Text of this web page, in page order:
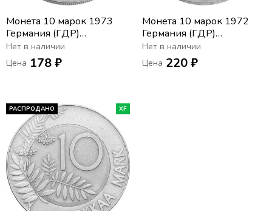
Монета 10 марок 1973
Германия (ГДР)
«Фестиваль молодежи»
Нет в наличии
Цена 178 ₽
Монета 10 марок 1972
Германия (ГДР)
«Мемориал "Бухенвальд"
около Веймара»
Нет в наличии
Цена 220 ₽
РАСПРОДАНО XF